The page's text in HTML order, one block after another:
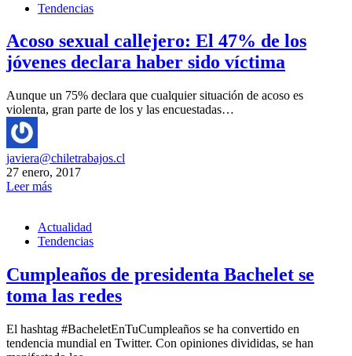
Tendencias
Acoso sexual callejero: El 47% de los
jóvenes declara haber sido víctima
Aunque un 75% declara que cualquier situación de acoso es
violenta, gran parte de los y las encuestadas…
javiera@chiletrabajos.cl
27 enero, 2017
Leer más
Actualidad
Tendencias
Cumpleaños de presidenta Bachelet se
toma las redes
El hashtag #BacheletEnTuCumpleaños se ha convertido en
tendencia mundial en Twitter. Con opiniones divididas, se han